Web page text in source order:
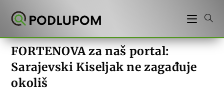
FORTENOVA za naš portal:
Sarajevski Kiseljak ne zagađuje
okoliš